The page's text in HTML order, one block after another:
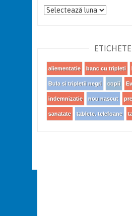
Arhiva
ETICHETE
aliementatie banc cu tripleti
Bula si tripletii negri copii
indemnizatie nou nascut
sanatate tablete. telefoane